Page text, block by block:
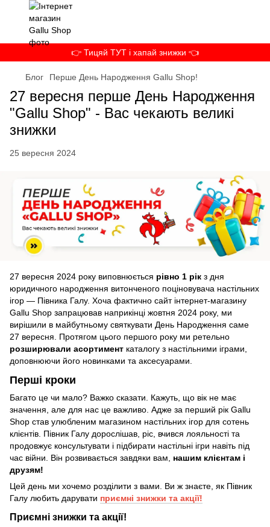
👉 Тицяй ТУТ і хапай знижки 👈
Блог Перше День Народження Gallu Shop!
27 вересня перше День Народження
"Gallu Shop" - Вас чекають великі
знижки
25 вересня 2024
27 вересня 2024 року виповнюється рівно 1 рік з дня
юридичного народження витонченого поціновувача настільних
ігор — Півника Галу. Хоча фактично сайт інтернет-магазину
Gallu Shop запрацював наприкінці жовтня 2024 року, ми
вирішили в майбутньому святкувати День Народження саме
27 вересня. Протягом цього першого року ми ретельно
розширювали асортимент каталогу з настільними іграми,
доповнюючи його новинками та аксесуарами.
Перші кроки
Багато це чи мало? Важко сказати. Кажуть, що вік не має
значення, але для нас це важливо. Адже за перший рік Gallu
Shop став улюбленим магазином настільних ігор для сотень
клієнтів. Півник Галу дорослішав, ріс, вчився лояльності та
продовжує консультувати і підбирати настільні ігри навіть під
час війни. Він розвивається завдяки вам, нашим клієнтам і
друзям!
Цей день ми хочемо розділити з вами. Ви ж знаєте, як Півник
Галу любить дарувати приємні знижки та акції!
Приємні знижки та акції!